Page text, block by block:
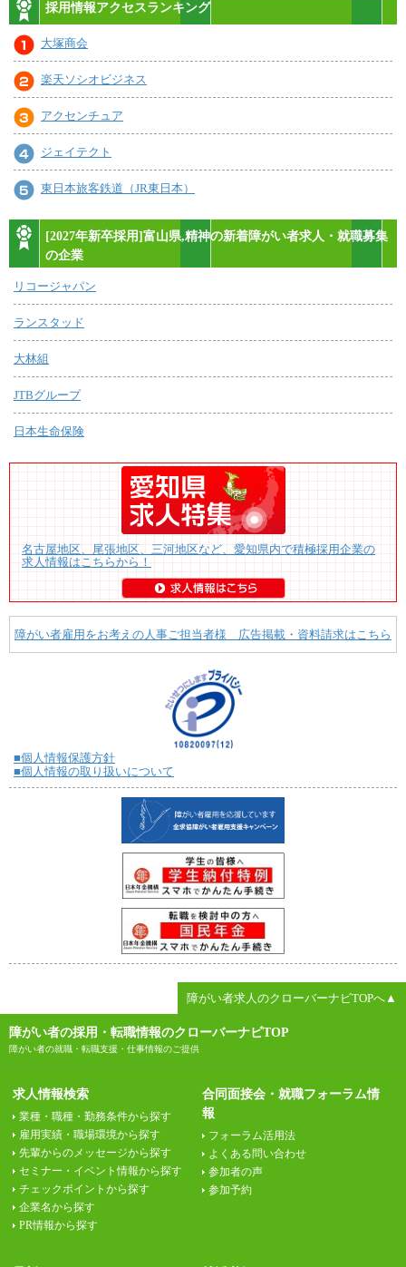
採用情報アクセスランキング
大塚商会
楽天ソシオビジネス
アクセンチュア
ジェイテクト
東日本旅客鉄道（JR東日本）
[2027年新卒採用]富山県,精神の新着障がい者求人・就職募集
の企業
リコージャパン
ランスタッド
大林組
JTBグループ
日本生命保険
名古屋地区、尾張地区、三河地区など、愛知県内で積極採用企業の
求人情報はこちらから！
障がい者雇用をお考えの人事ご担当者様 広告掲載・資料請求はこちら
■個人情報保護方針
■個人情報の取り扱いについて
障がい者求人のクローバーナビTOPへ▲
障がい者の採用・転職情報のクローバーナビTOP
障がい者の就職・転職支援・仕事情報のご提供
求人情報検索
業種・職種・勤務条件から探す
雇用実績・職場環境から探す
先輩からのメッセージから探す
セミナー・イベント情報から探す
チェックポイントから探す
企業名から探す
PR情報から探す
合同面接会・就職フォーラム情
報
フォーラム活用法
よくある問い合わせ
参加者の声
参加予約